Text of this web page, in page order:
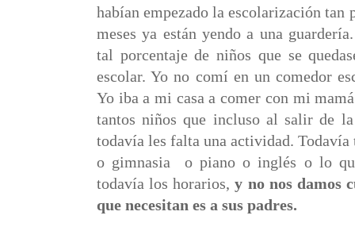
habían empezado la escolarización tan
meses ya están yendo a una
tal porcentaje de niños que se
escolar. Yo no comí en un comedor
Yo iba a mi casa a comer con mi
tantos niños que incluso al salir de
todavía les falta una actividad. Todavía
o gimnasia
o piano o inglés o lo
todavía los horarios,y no nos damos
que necesitan es a sus padres.